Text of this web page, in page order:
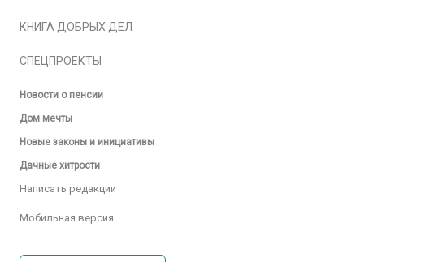
КНИГА ДОБРЫХ ДЕЛ
СПЕЦПРОЕКТЫ
Новости о пенсии
Дом мечты
Новые законы и инициативы
Дачные хитрости
Написать редакции
Мобильная версия